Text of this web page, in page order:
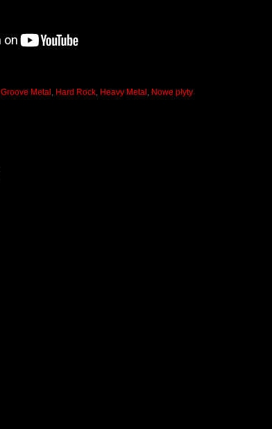
Groove Metal Hard Rock Heavy Metal Nowe płyty